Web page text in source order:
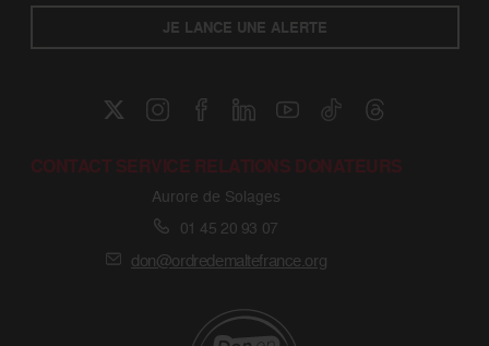
JE LANCE UNE ALERTE
CONTACT SERVICE RELATIONS DONATEURS
Aurore de Solages
01 45 20 93 07
don@ordredemaltefrance.org